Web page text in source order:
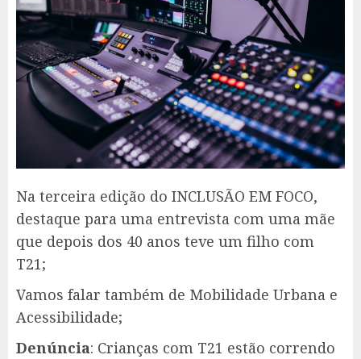
Na terceira edição do INCLUSÃO EM FOCO,
destaque para uma entrevista com uma mãe
que depois dos 40 anos teve um filho com
T21;
Vamos falar também de Mobilidade Urbana e
Acessibilidade;
Denúncia: Crianças com T21 estão correndo